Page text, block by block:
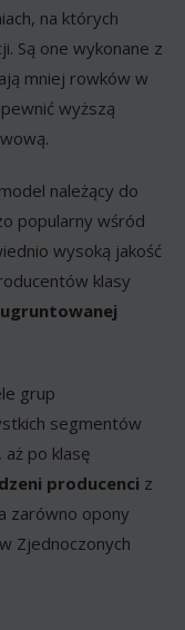
na których
Są one wykonane z
mniej rowków w
wyższą
należący do
popularny wśród
wysoką jakość
klasy
grup
segmentów
aż po klasę
producenci z
zarówno opony
Zjednoczonych